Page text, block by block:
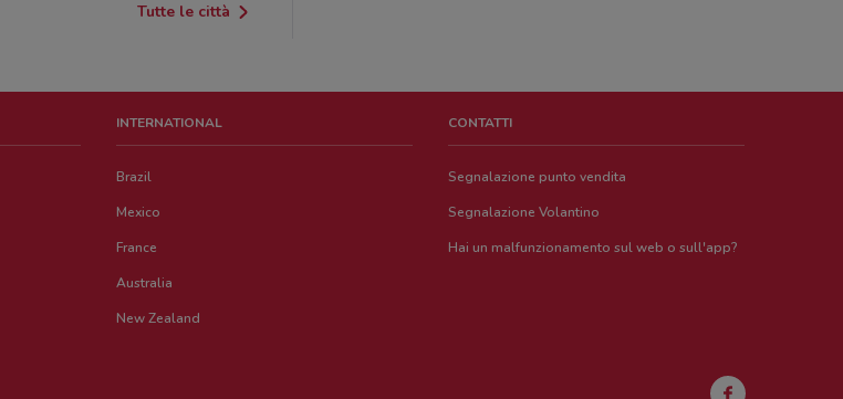
Tutte le città
INTERNATIONAL
Brazil
Mexico
France
Australia
New Zealand
CONTATTI
Segnalazione punto vendita
Segnalazione Volantino
Hai un malfunzionamento sul web o sull'app?